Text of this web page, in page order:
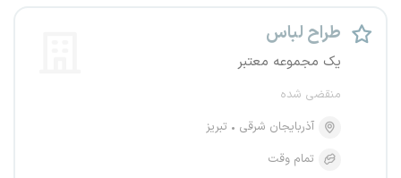
طراح لباس
یک مجموعه معتبر
منقضی شده
آذربایجان شرقی
تبریز
تمام وقت